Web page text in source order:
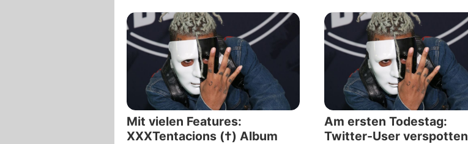
Mit vielen Features:
XXXTentacions (†) Album
Am ersten Todestag:
Twitter-User verspotten